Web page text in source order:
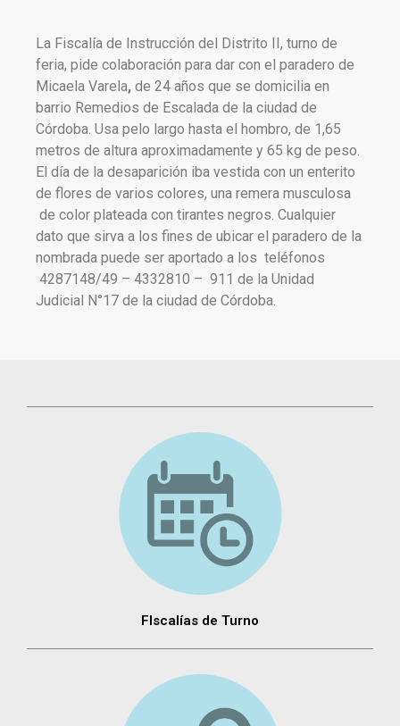
La Fiscalía de Instrucción del Distrito II, turno de
feria, pide colaboración para dar con el paradero de
Micaela Varela, de 24 años que se domicilia en
barrio Remedios de Escalada de la ciudad de
Córdoba. Usa pelo largo hasta el hombro, de 1,65
metros de altura aproximadamente y 65 kg de peso.
El día de la desaparición iba vestida con un enterito
de flores de varios colores, una remera musculosa
de color plateada con tirantes negros. Cualquier
dato que sirva a los fines de ubicar el paradero de la
nombrada puede ser aportado a los teléfonos
4287148/49 – 4332810 – 911 de la Unidad
Judicial N°17 de la ciudad de Córdoba.
FIscalías de Turno